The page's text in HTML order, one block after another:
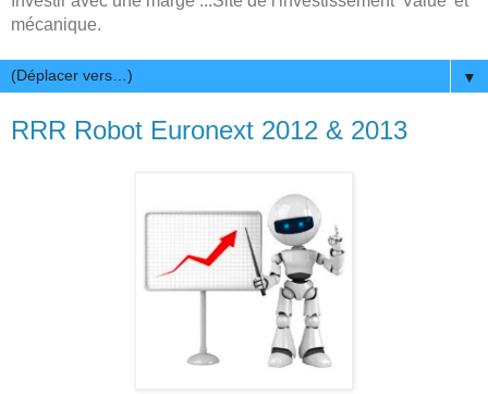
mécanique.
▼
RRR Robot Euronext 2012 & 2013